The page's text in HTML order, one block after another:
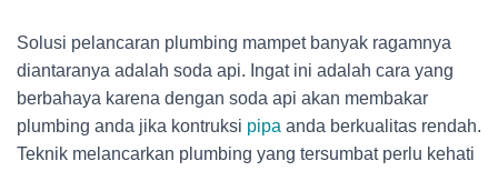
Solusi pelancaran plumbing mampet banyak ragamnya
diantaranya adalah soda api. Ingat ini adalah cara yang
berbahaya karena dengan soda api akan membakar
plumbing anda jika kontruksi pipa anda berkualitas rendah.
Teknik melancarkan plumbing yang tersumbat perlu kehati